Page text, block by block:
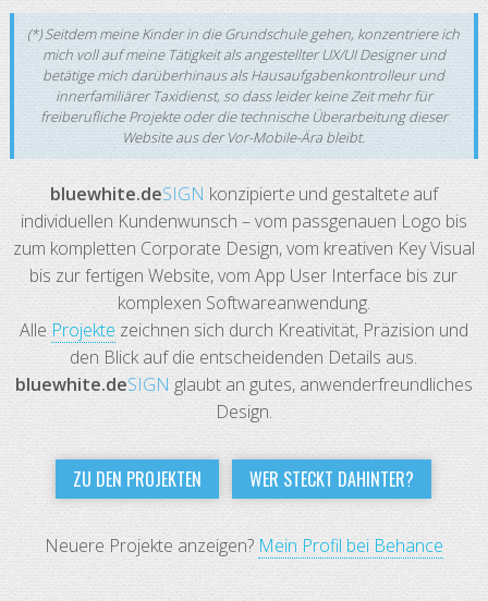
(*) Seitdem meine Kinder in die Grundschule gehen, konzentriere ich
mich voll auf meine Tätigkeit als angestellter UX/UI Designer und
betätige mich darüberhinaus als Hausaufgabenkontrolleur und
innerfamiliärer Taxidienst, so dass leider keine Zeit mehr für
freiberufliche Projekte oder die technische Überarbeitung dieser
Website aus der Vor-Mobile-Ära bleibt.
bluewhite.deSIGN konzipierteund gestalteteauf
individuellen Kundenwunsch – vom passgenauen Logo bis
zum kompletten Corporate Design, vom kreativen Key Visual
bis zur fertigen Website, vom App User Interface bis zur
komplexen Softwareanwendung.
Alle Projekte zeichnen sich durch Kreativität, Präzision und
den Blick auf die entscheidenden Details aus.
bluewhite.deSIGN glaubt an gutes, anwenderfreundliches
Design.
ZU DEN PROJEKTEN WER STECKT DAHINTER?
Neuere Projekte anzeigen? Mein Profil bei Behance